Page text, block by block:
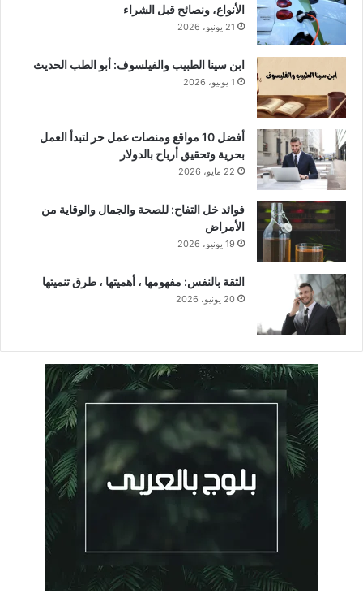
الأنواع، ونصائح قبل الشراء
21 يونيو، 2026
ابن سينا الطبيب والفيلسوف: أبو الطب الحديث
1 يونيو، 2026
أفضل 10 مواقع ومنصات عمل حر لتبدأ العمل
بحرية وتحقيق أرباح بالدولار
22 مايو، 2026
فوائد خل التفاح: للصحة والجمال والوقاية من
الأمراض
19 يونيو، 2026
الثقة بالنفس: مفهومها ، أهميتها ، طرق تنميتها
20 يونيو، 2026